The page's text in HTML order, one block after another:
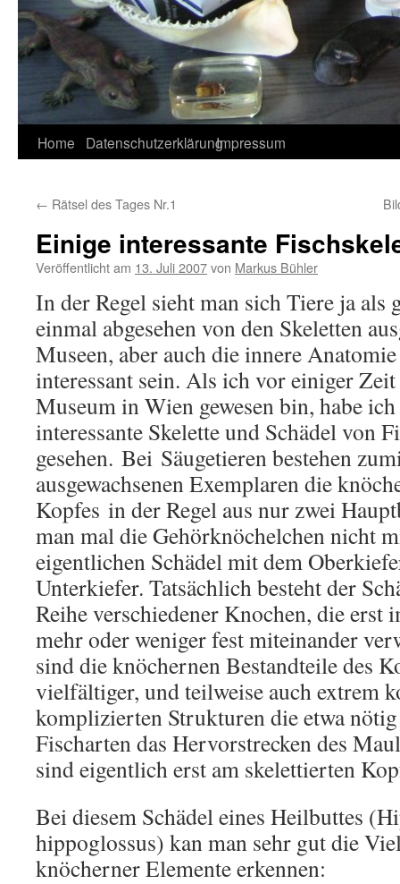
Home DatenschutzerklärungImpressum
← Rätsel des Tages Nr.1
Einige interessante
Veröffentlicht am 13. Juli 2007von Markus Bühler
In der Regel sieht man sich Tiere ja als
einmal abgesehen von den Skeletten
Museen, aber auch die innere
interessant sein. Als ich vor einiger
Museum in Wien gewesen bin, habe
interessante Skelette und Schädel von
gesehen. Bei Säugetieren bestehen
ausgewachsenen Exemplaren die
Kopfes in der Regel aus nur zwei
man mal die Gehörknöchelchen nicht
eigentlichen Schädel mit dem
Unterkiefer. Tatsächlich besteht der
Reihe verschiedener Knochen, die erst
mehr oder weniger fest miteinander
sind die knöchernen Bestandteile des
vielfältiger, und teilweise auch extrem
komplizierten Strukturen die etwa
Fischarten das Hervorstrecken des
sind eigentlich erst am skelettierten
Bei diesem Schädel eines Heilbuttes
hippoglossus) kan man sehr gut die
knöcherner Elemente erkennen: